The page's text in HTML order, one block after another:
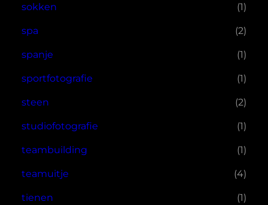
sokken (1)
spa (2)
spanje (1)
sportfotografie (1)
steen (2)
studiofotografie (1)
teambuilding (1)
teamuitje (4)
tienen (1)